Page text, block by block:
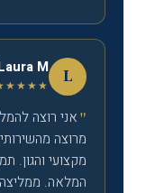
L
M.
אני רוצה
מרוצה
מקצועי והגון.
המלאה. ממליצה